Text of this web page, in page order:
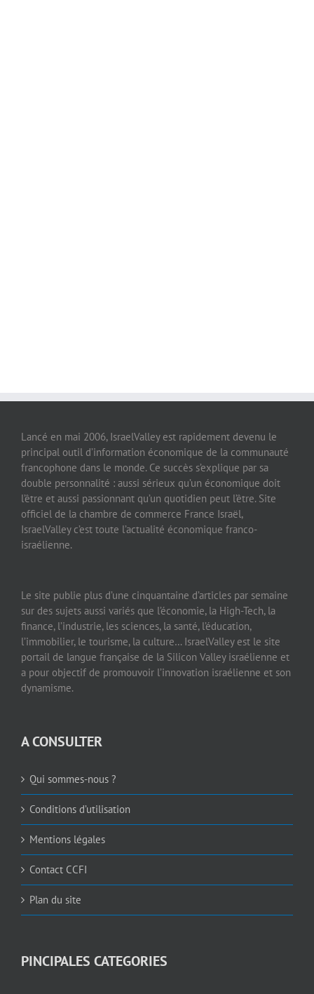
Lancé en mai 2006, IsraelValley est rapidement devenu le
principal outil d’information économique de la communauté
francophone dans le monde. Ce succès s’explique par sa
double personnalité : aussi sérieux qu’un économique doit
l’être et aussi passionnant qu’un quotidien peut l’être. Site
officiel de la chambre de commerce France Israël,
IsraelValley c’est toute l’actualité économique franco-
israélienne.
Le site publie plus d’une cinquantaine d’articles par semaine
sur des sujets aussi variés que l’économie, la High-Tech, la
finance, l’industrie, les sciences, la santé, l’éducation,
l’immobilier, le tourisme, la culture… IsraelValley est le site
portail de langue française de la Silicon Valley israélienne et
a pour objectif de promouvoir l’innovation israélienne et son
dynamisme.
A CONSULTER
Qui sommes-nous ?
Conditions d’utilisation
Mentions légales
Contact CCFI
Plan du site
PINCIPALES CATEGORIES